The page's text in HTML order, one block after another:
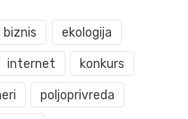
biznis ekologija
internet konkurs
poljoprivreda